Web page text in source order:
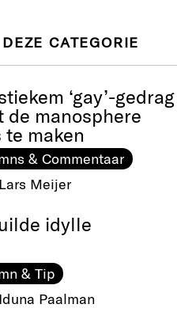
CATEGORIE
‘gay’-gedrag
de manosphere
te maken
& Commentaar
Lars Meijer
idylle
& Tip
Iduna Paalman